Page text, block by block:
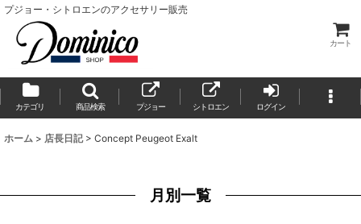
プジョー・シトロエンのアクセサリー販売
カート
カテゴリ 商品検索 プジョー シトロエン ログイン
ホーム > 店長日記 > Concept Peugeot Exalt
月別一覧